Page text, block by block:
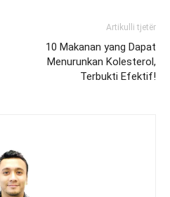
Artikulli tjetër
10 Makanan yang Dapat
Menurunkan Kolesterol,
Terbukti Efektif!